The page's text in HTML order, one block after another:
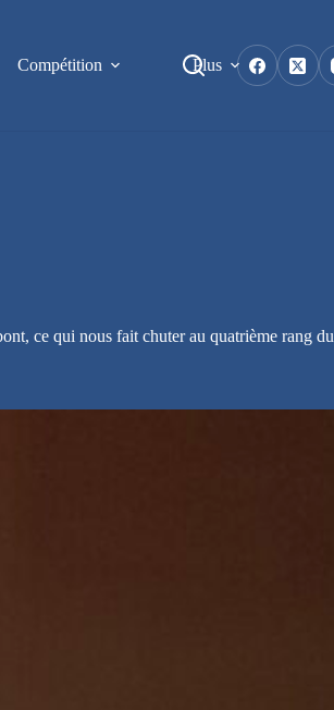
Compétition Plus
ce qui nous fait chuter au quatrième rang du